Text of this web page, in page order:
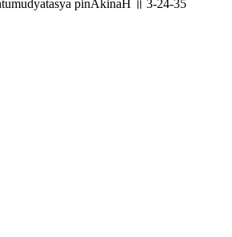
pinAkinaH ॥ 3-24-35